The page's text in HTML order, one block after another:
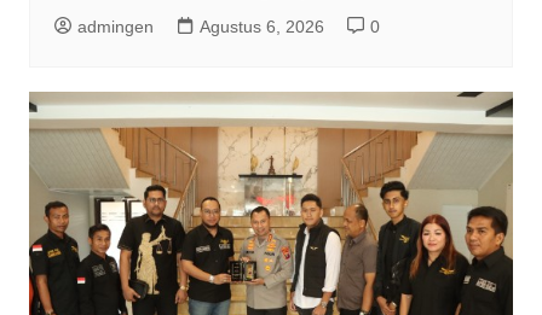
admingen Agustus 6, 2026 0